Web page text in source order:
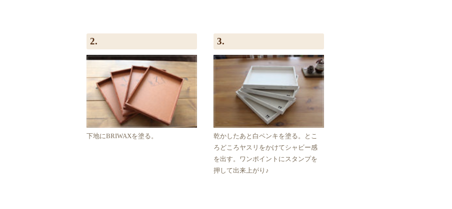
2.
下地にBRIWAXを塗る。
3.
乾かしたあと白ペンキを塗る。とこ
ろどころヤスリをかけてシャビー感
を出す。ワンポイントにスタンプを
押して出来上がり♪